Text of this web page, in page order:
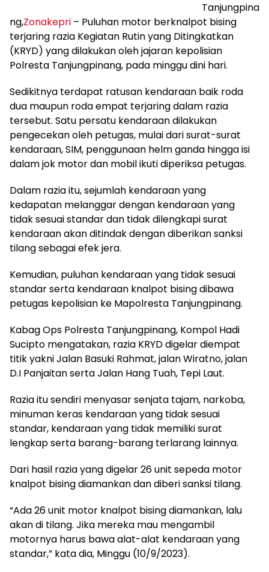
Tanjungpina
ng,Zonakepri – Puluhan motor berknalpot bising
terjaring razia Kegiatan Rutin yang Ditingkatkan
(KRYD) yang dilakukan oleh jajaran kepolisian
Polresta Tanjungpinang, pada minggu dini hari.
Sedikitnya terdapat ratusan kendaraan baik roda
dua maupun roda empat terjaring dalam razia
tersebut. Satu persatu kendaraan dilakukan
pengecekan oleh petugas, mulai dari surat-surat
kendaraan, SIM, penggunaan helm ganda hingga isi
dalam jok motor dan mobil ikuti diperiksa petugas.
Dalam razia itu, sejumlah kendaraan yang
kedapatan melanggar dengan kendaraan yang
tidak sesuai standar dan tidak dilengkapi surat
kendaraan akan ditindak dengan diberikan sanksi
tilang sebagai efek jera.
Kemudian, puluhan kendaraan yang tidak sesuai
standar serta kendaraan knalpot bising dibawa
petugas kepolisian ke Mapolresta Tanjungpinang.
Kabag Ops Polresta Tanjungpinang, Kompol Hadi
Sucipto mengatakan, razia KRYD digelar diempat
titik yakni Jalan Basuki Rahmat, jalan Wiratno, jalan
D.I Panjaitan serta Jalan Hang Tuah, Tepi Laut.
Razia itu sendiri menyasar senjata tajam, narkoba,
minuman keras kendaraan yang tidak sesuai
standar, kendaraan yang tidak memiliki surat
lengkap serta barang-barang terlarang lainnya.
Dari hasil razia yang digelar 26 unit sepeda motor
knalpot bising diamankan dan diberi sanksi tilang.
“Ada 26 unit motor knalpot bising diamankan, lalu
akan di tilang. Jika mereka mau mengambil
motornya harus bawa alat-alat kendaraan yang
standar,” kata dia, Minggu (10/9/2023).